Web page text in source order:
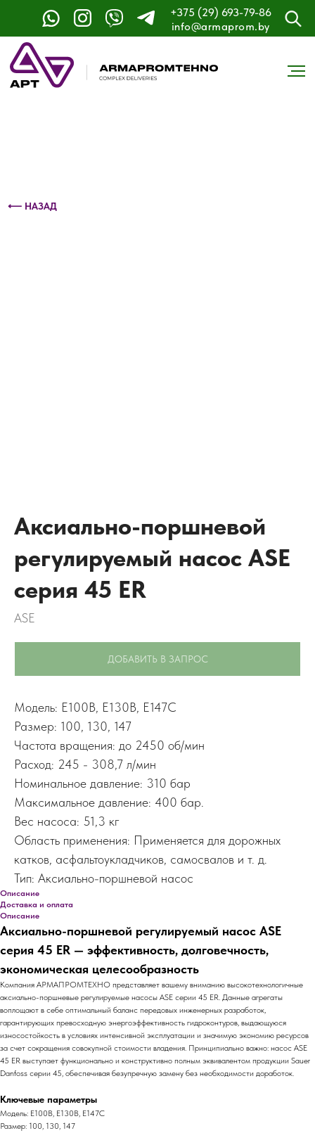
+375 (29) 693-79-86
info@armaprom.by
Контактный телефон: +375 (29) 693-79-86
⟵ НАЗАД
Аксиально-поршневой
регулируемый насос ASE
серия 45 ER
ASE
ДОБАВИТЬ В ЗАПРОС
Модель: E100B, E130B, E147C
Размер: 100, 130, 147
Частота вращения: до 2450 об/мин
Расход: 245 - 308,7 л/мин
Номинальное давление: 310 бар
Максимальное давление: 400 бар.
Вес насоса: 51,3 кг
Область применения: Применяется для дорожных
катков, асфальтоукладчиков, самосвалов и т. д.
Тип: Аксиально-поршневой насос
Описание
Доставка и оплата
Описание
Аксиально-поршневой регулируемый насос ASE
серия 45 ER — эффективность, долговечность,
экономическая целесообразность
Компания АРМАПРОМТЕХНО представляет вашему вниманию высокотехнологичные
аксиально-поршневые регулируемые насосы ASE серии 45 ER. Данные агрегаты
воплощают в себе оптимальный баланс передовых инженерных разработок,
гарантирующих превосходную энергоэффективность гидроконтуров, выдающуюся
износостойкость в условиях интенсивной эксплуатации и значимую экономию ресурсов
за счет сокращения совокупной стоимости владения. Принципиально важно: насос ASE
45 ER выступает функционально и конструктивно полным эквивалентом продукции Sauer
Danfoss серии 45, обеспечивая безупречную замену без необходимости доработок.
Ключевые параметры
Модель: E100B, E130B, E147C
Размер: 100, 130, 147